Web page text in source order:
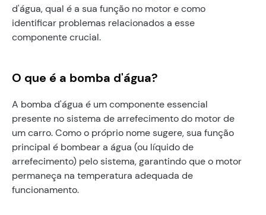
d'água, qual é a sua função no motor e como
identificar problemas relacionados a esse
componente crucial.
O que é a bomba d'água?
A bomba d'água é um componente essencial
presente no sistema de arrefecimento do motor de
um carro. Como o próprio nome sugere, sua função
principal é bombear a água (ou líquido de
arrefecimento) pelo sistema, garantindo que o motor
permaneça na temperatura adequada de
funcionamento.